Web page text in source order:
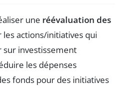
une réévaluation des
les actions/initiatives qui
sur investissement
les dépenses
fonds pour des initiatives